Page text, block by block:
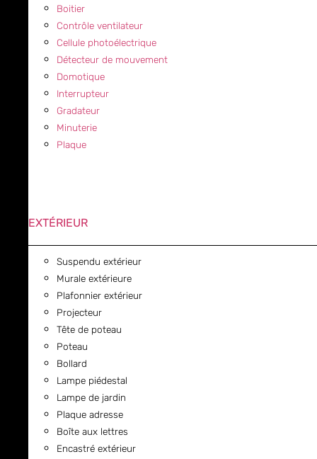
Boitier
Contrôle ventilateur
Cellule photoélectrique
Détecteur de mouvement
Domotique
Interrupteur
Gradateur
Minuterie
Plaque
EXTÉRIEUR
Suspendu extérieur
Murale extérieure
Plafonnier extérieur
Projecteur
Tête de poteau
Poteau
Bollard
Lampe piédestal
Lampe de jardin
Plaque adresse
Boîte aux lettres
Encastré extérieur